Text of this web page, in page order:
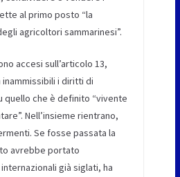
al primo posto “la
agricoltori sammarinesi”.
accesi sull’articolo 13,
i diritti di
che è definito “vivente
Nell’insieme rientrano,
Se fosse passata la
avrebbe portato
già siglati, ha